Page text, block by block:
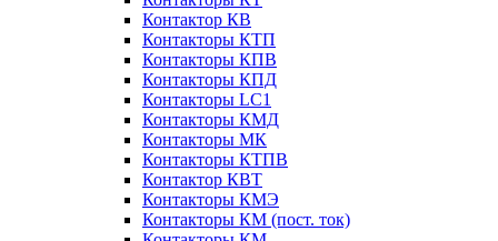
Контактор КВ
Контакторы КТП
Контакторы КПВ
Контакторы КПД
Контакторы LC1
Контакторы КМД
Контакторы МК
Контакторы КТПВ
Контактор КВТ
Контакторы КМЭ
Контакторы КМ (пост. ток)